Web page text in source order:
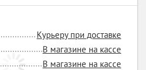
Курьеру при доставке
В магазине на кассе
В магазине на кассе